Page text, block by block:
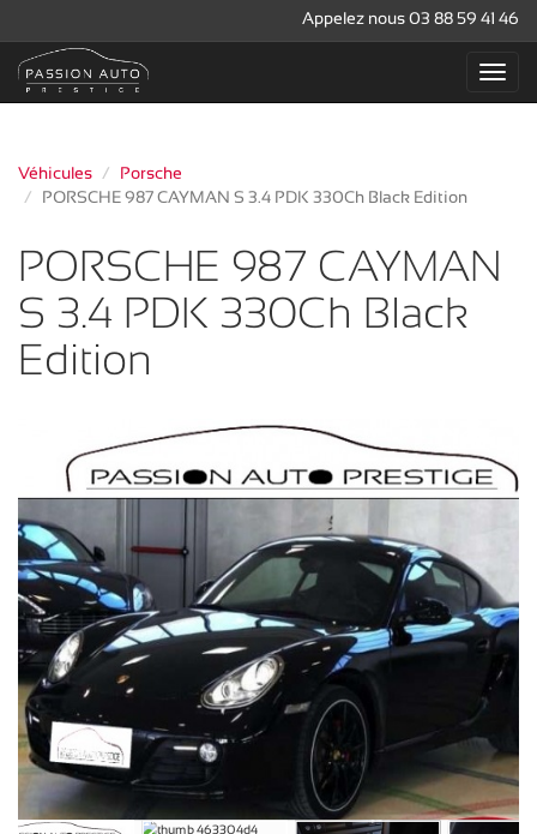
Appelez nous 03 88 59 41 46
Véhicules
Porsche
PORSCHE 987 CAYMAN S 3.4 PDK 330Ch Black Edition
PORSCHE 987 CAYMAN
S 3.4 PDK 330Ch Black
Edition